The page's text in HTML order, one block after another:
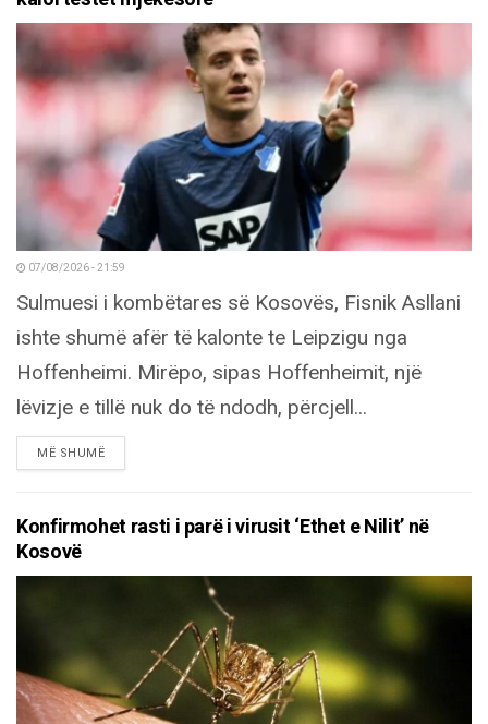
07/08/2026 - 21:59
Sulmuesi i kombëtares së Kosovës, Fisnik Asllani
ishte shumë afër të kalonte te Leipzigu nga
Hoffenheimi. Mirëpo, sipas Hoffenheimit, një
lëvizje e tillë nuk do të ndodh, përcjell...
MË SHUMËDETAILS
Konfirmohet rasti i parë i virusit ‘Ethet e Nilit’ në
Kosovë